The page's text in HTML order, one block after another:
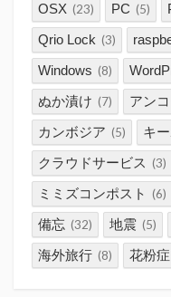
OSX (23) PC (5)
Qrio Lock (3)
Windows (8)
ぬか漬け (7) アン
カンボジア (5) キ
クラウドサービス (3)
ミミズコンポスト (6)
備忘 (32) 地震 (5)
海外旅行 (8) 花粉症